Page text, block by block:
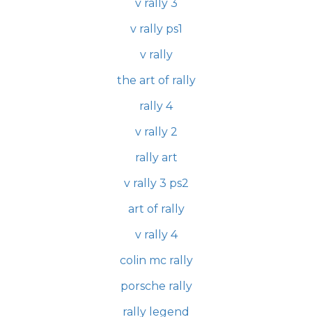
v rally 3
v rally ps1
v rally
the art of rally
rally 4
v rally 2
rally art
v rally 3 ps2
art of rally
v rally 4
colin mc rally
porsche rally
rally legend